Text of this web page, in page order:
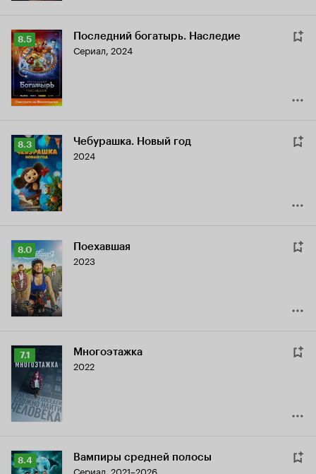
Рейтинг
Кинопоиска
8.5
8.5 Последний богатырь. Наследие
Сериал, 2024
Рейтинг
Кинопоиска
8.3
8.3 Чебурашка. Новый год
2024
Рейтинг
Кинопоиска
8.0
8.0 Поехавшая
2023
Рейтинг
Кинопоиска
7.1 Многоэтажка
2022
Рейтинг
8.4 Вампиры средней полосы
Сериал, 2021–2026